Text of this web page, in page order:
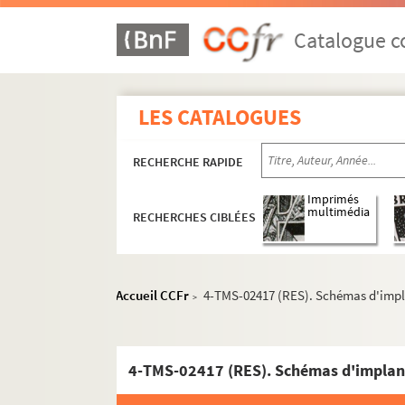
Catalogue
LES CATALOGUES
RECHERCHE RAPIDE
RECHERCHES CIBLÉES
Imprimés
multimédia
Accueil CCFr > 4-TMS-02417 (RES). Schémas
4-TMS-02417 (RES). Schémas
Edmond Sée. Saison d'amour : comédie en 3
Saint-Granier, Paul Briquet. Le saladier du
Raymond Queneau. Sally Mara. Adaptation
Henry Bernstein. Samson : pièce en 4 actes.
Saint-Georges de Bouhélier. Le sang de
Albert Lambert, Fernand Meynet. Le sang
Edouard Plouvier. Le sang-mêlé : drame en 5
Ivan Tourgueniev. Sans argent : pièce en 1
Georges Berr, Marcel Guillemaud. Le satyre :
Ernest Grenet-Dancourt. La sauterelle :